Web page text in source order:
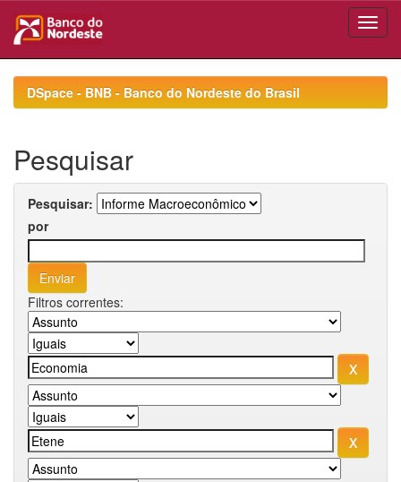
navigationDSpace - BNB - Banco do Nordeste do Brasil
Pesquisar
Pesquisar:
por
Filtros correntes: